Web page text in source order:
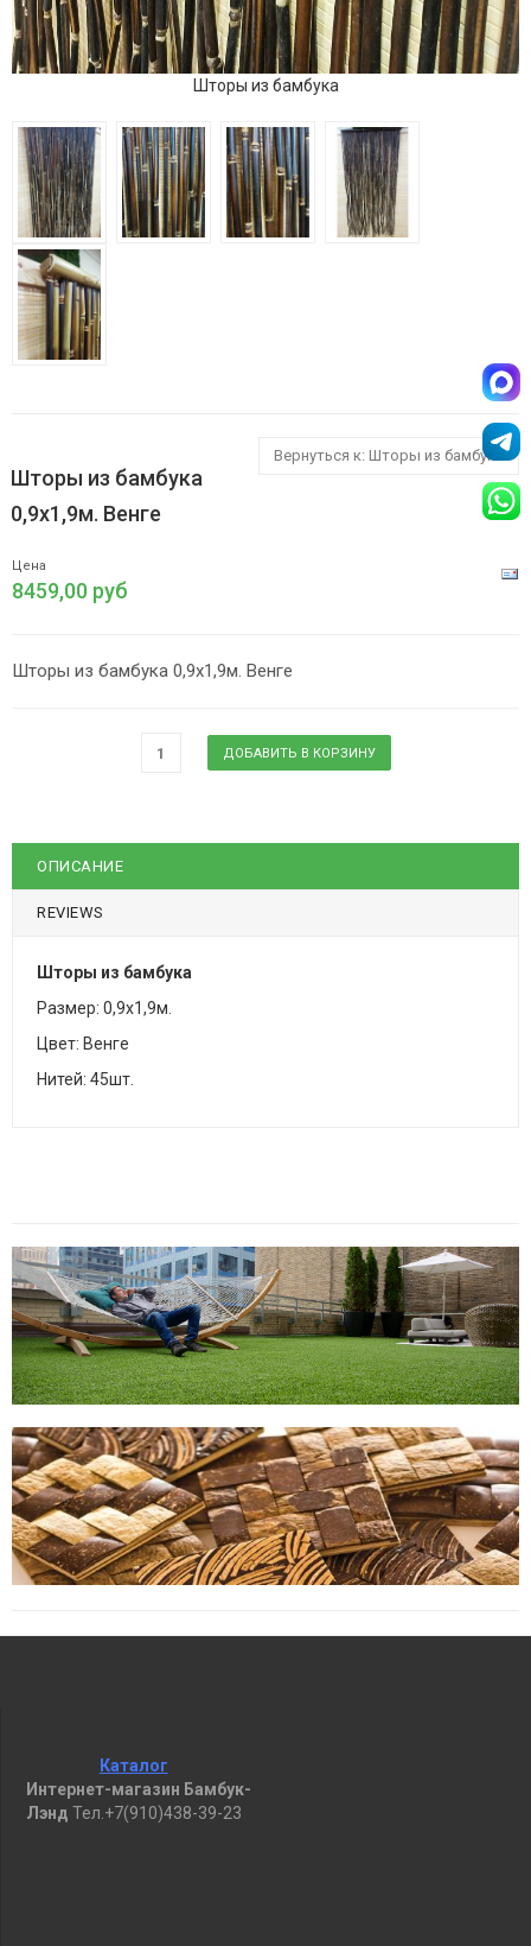
Шторы из бамбука
Вернуться к: Шторы из бамбука
Шторы из бамбука
0,9х1,9м. Венге
Цена
8459,00 руб
Шторы из бамбука 0,9х1,9м. Венге
ОПИСАНИЕ
REVIEWS
Шторы из бамбука
Размер: 0,9х1,9м.
Цвет: Венге
Нитей: 45шт.
Каталог
Интернет-магазин Бамбук-
Лэнд Тел.+7(910)438-39-23